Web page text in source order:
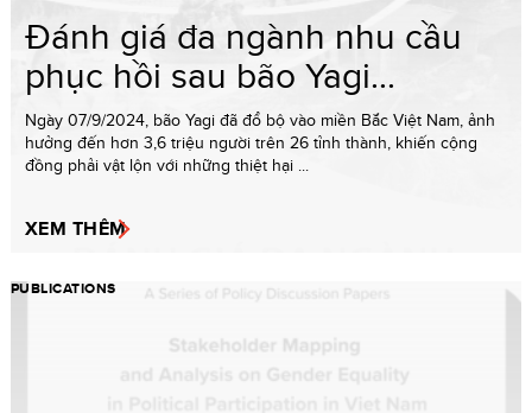
Đánh giá đa ngành nhu cầu
phục hồi sau bão Yagi...
Ngày 07/9/2024, bão Yagi đã đổ bộ vào miền Bắc Việt Nam, ảnh
hưởng đến hơn 3,6 triệu người trên 26 tỉnh thành, khiến cộng
đồng phải vật lộn với những thiệt hại ...
XEM THÊM
PUBLICATIONS